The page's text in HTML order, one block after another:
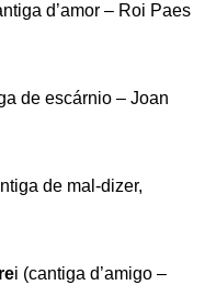
d’amor – Roi Paes
de escárnio – Joan
de mal-dizer,
i (cantiga d’amigo –